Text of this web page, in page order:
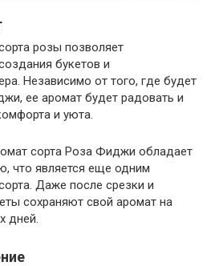
розы позволяет
букетов и
Независимо от того, где будет
ее аромат будет радовать и
и уюта.
сорта Роза Фиджи обладает
что является еще одним
Даже после срезки и
сохраняют свой аромат на
дней.